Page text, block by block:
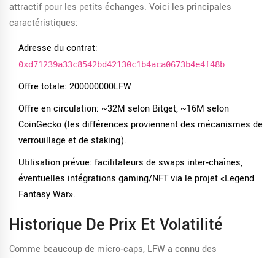
attractif pour les petits échanges. Voici les principales
caractéristiques:
Adresse du contrat:
0xd71239a33c8542bd42130c1b4aca0673b4e4f48b
Offre totale: 200000000LFW
Offre en circulation: ~32M selon Bitget, ~16M selon
CoinGecko (les différences proviennent des mécanismes de
verrouillage et de staking).
Utilisation prévue: facilitateurs de swaps inter‑chaînes,
éventuelles intégrations gaming/NFT via le projet «Legend
Fantasy War».
Historique De Prix Et Volatilité
Comme beaucoup de micro‑caps, LFW a connu des